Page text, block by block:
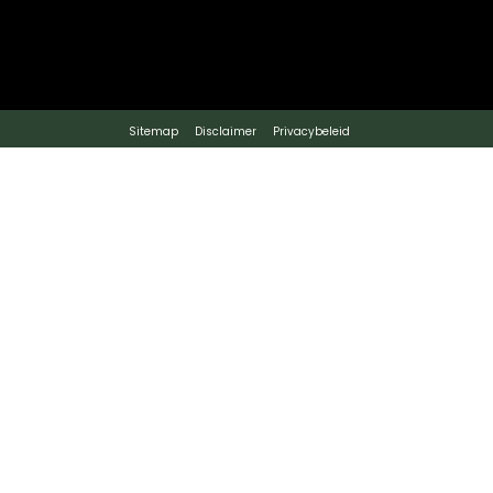
Sitemap Disclaimer Privacybeleid